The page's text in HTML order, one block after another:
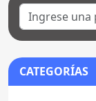
CATEGORÍAS